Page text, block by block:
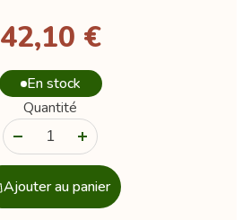
42,10 €
En stock
Quantité
Ajouter au panier